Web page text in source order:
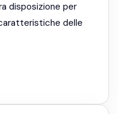
disposizione per
delle